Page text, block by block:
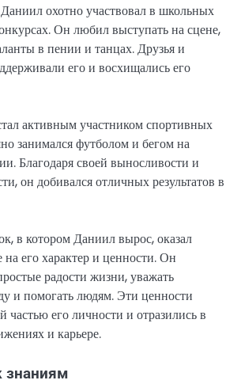
охотно участвовал в школьных
Он любил выступать на сцене,
в пении и танцах. Друзья и
его и восхищались его
активным участником спортивных
занимался футболом и бегом на
Благодаря своей выносливости и
он добивался отличных результатов в
в котором Даниил вырос, оказал
его характер и ценности. Он
радости жизни, уважать
и помогать людям. Эти ценности
частью его личности и отразились в
и карьере.
знаниям